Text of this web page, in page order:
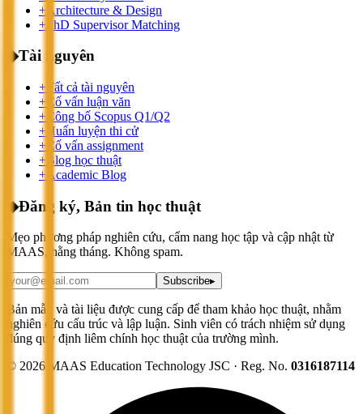
+ Architecture & Design
+ PhD Supervisor Matching
◆Tài nguyên
+ Tất cả tài nguyên
+ Cố vấn luận văn
+ Công bố Scopus Q1/Q2
+ Huấn luyện thi cử
+ Cố vấn assignment
+ Blog học thuật
+ Academic Blog
◆Đăng ký, Bản tin học thuật
Mẹo phương pháp nghiên cứu, cẩm nang học tập và cập nhật từ
MAAS, hằng tháng. Không spam.
Subscribe▸
Bản mẫu và tài liệu được cung cấp để tham khảo học thuật, nhằm
nghiên cứu cấu trúc và lập luận. Sinh viên có trách nhiệm sử dụng
đúng quy định liêm chính học thuật của trường mình.
© 2026 MAAS Education Technology JSC · Reg. No. 0316187114